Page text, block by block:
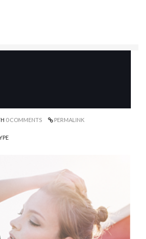
0 COMMENTS PERMALINK